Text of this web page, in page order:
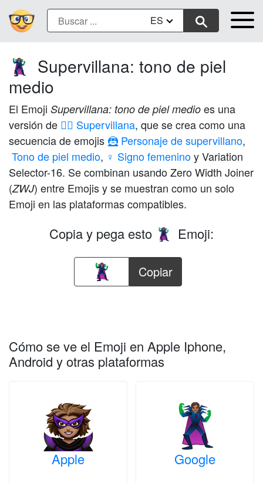
ES
🦹🏽‍♀️
Supervillana: tono de piel
medio
El Emoji Supervillana: tono de piel medio es una
versión de 🦹‍♀️ Supervillana, que se crea como una
secuencia de emojis 🦹 Personaje de supervillano,
🏽 Tono de piel medio, ♀️ Signo femeninoy Variation
Selector-16. Se combinan usando Zero Width Joiner
(ZWJ) entre Emojis y se muestran como un solo
Emoji en las plataformas compatibles.
Copia y pega esto 🦹🏽‍♀️ Emoji:
Copiar
Cómo se ve el Emoji en Apple Iphone,
Android y otras plataformas
Apple Google